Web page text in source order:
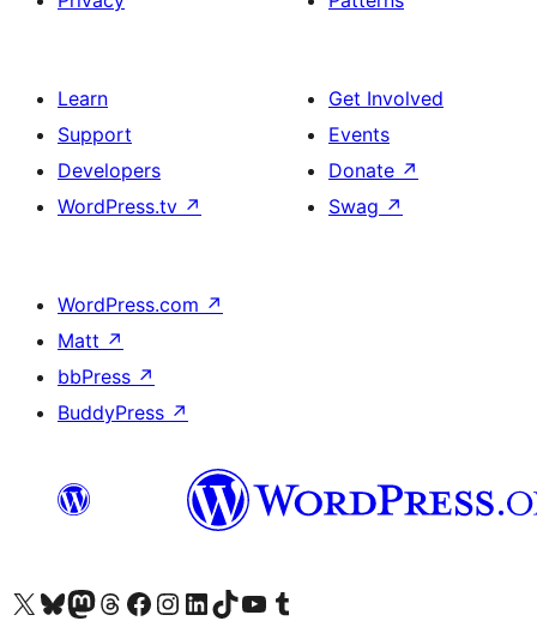
Learn
Support
Developers
WordPress.tv ↗
Get Involved
Events
Donate ↗
Swag ↗
WordPress.com ↗
Matt ↗
bbPress ↗
BuddyPress ↗
Visit our X (formerly Twitter) account
Visit our Bluesky account
Visit our Mastodon account
Visit our Threads account
Visit our Facebook page
Visit our Instagram account
Visit our LinkedIn account
Visit our TikTok account
Visit our YouTube channel
Visit our Tumblr account